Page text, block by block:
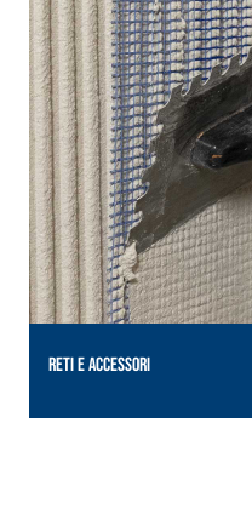
RETI E ACCESSORI